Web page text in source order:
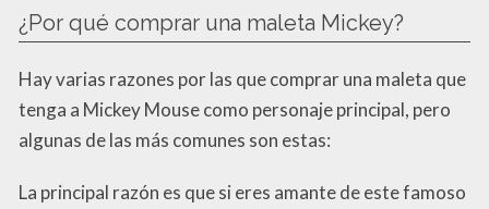
¿Por qué comprar una maleta Mickey?
Hay varias razones por las que comprar una maleta que
tenga a Mickey Mouse como personaje principal, pero
algunas de las más comunes son estas:
La principal razón es que si eres amante de este famoso